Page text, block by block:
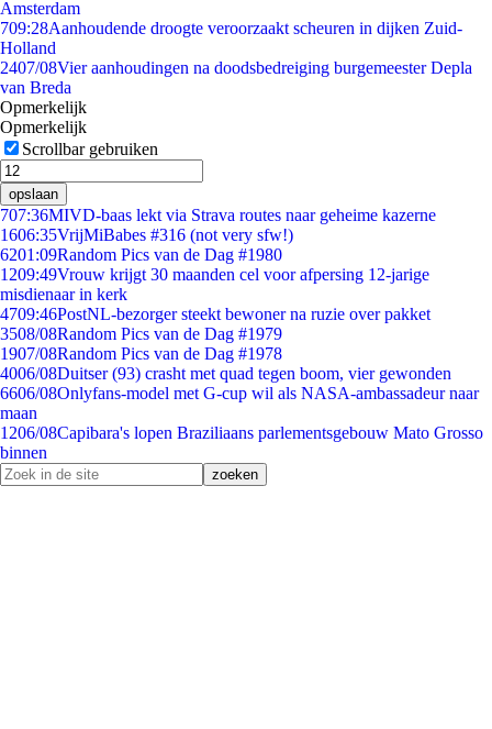
Amsterdam
709:28Aanhoudende droogte veroorzaakt scheuren in dijken Zuid-
Holland
2407/08Vier aanhoudingen na doodsbedreiging burgemeester Depla
van Breda
Opmerkelijk
Opmerkelijk
Scrollbar gebruiken
opslaan
707:36MIVD-baas lekt via Strava routes naar geheime kazerne
1606:35VrijMiBabes #316 (not very sfw!)
6201:09Random Pics van de Dag #1980
1209:49Vrouw krijgt 30 maanden cel voor afpersing 12-jarige
misdienaar in kerk
4709:46PostNL-bezorger steekt bewoner na ruzie over pakket
3508/08Random Pics van de Dag #1979
1907/08Random Pics van de Dag #1978
4006/08Duitser (93) crasht met quad tegen boom, vier gewonden
6606/08Onlyfans-model met G-cup wil als NASA-ambassadeur naar
maan
1206/08Capibara's lopen Braziliaans parlementsgebouw Mato Grosso
binnen